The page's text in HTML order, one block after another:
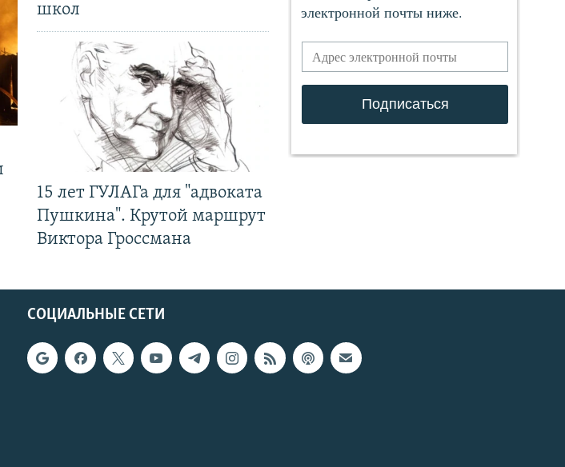
школ
15 лет ГУЛАГа для "адвоката
Пушкина". Крутой маршрут
Виктора Гроссмана
СОЦИАЛЬНЫЕ СЕТИ